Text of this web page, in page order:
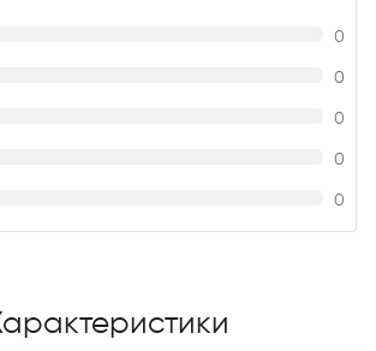
0
0
0
0
0